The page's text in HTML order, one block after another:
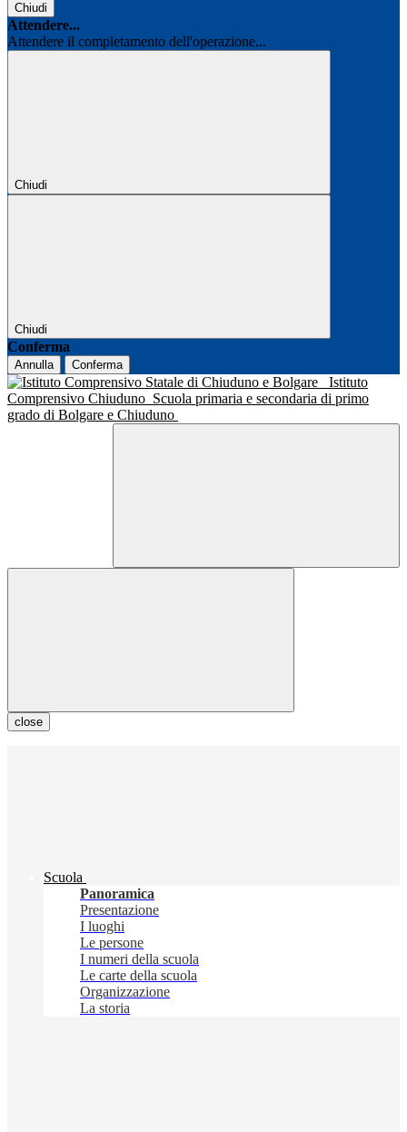
Chiudi
Attendere...
Attendere il completamento dell'operazione...
Chiudi
Chiudi
Conferma
Annulla Conferma
Istituto
Comprensivo Chiuduno Scuola primaria e secondaria di primo
grado di Bolgare e Chiuduno
close
Scuola
Panoramica
Presentazione
I luoghi
Le persone
I numeri della scuola
Le carte della scuola
Organizzazione
La storia